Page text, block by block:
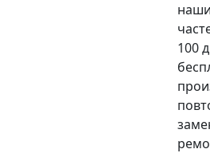
100